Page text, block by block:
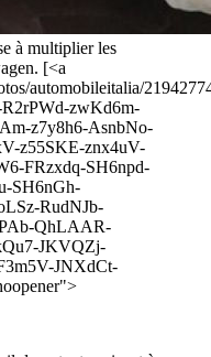
à multiplier les
[<a
automobileitalia/
zwKd6m-
z7y8h6-AsnbNo-
z55SKE-znx4uV-
FRzxdq-SH6npd-
SH6nGh-
RudNJb-
QhLAAR-
JKVQZj-
JNXdCt-